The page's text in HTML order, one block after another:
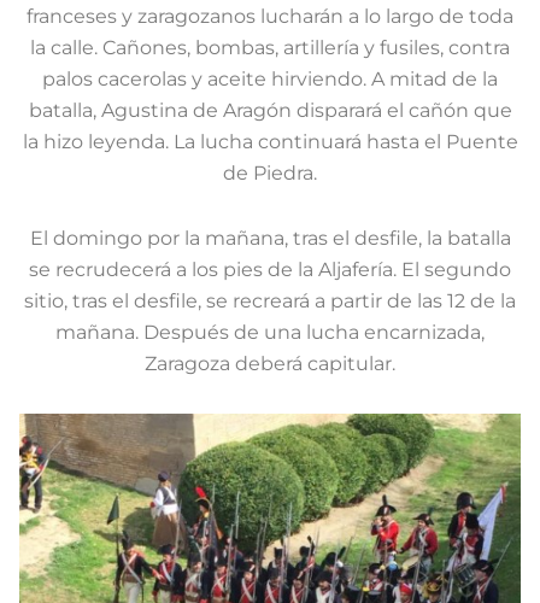
franceses y zaragozanos lucharán a lo largo de toda
la calle. Cañones, bombas, artillería y fusiles, contra
palos cacerolas y aceite hirviendo. A mitad de la
batalla, Agustina de Aragón disparará el cañón que
la hizo leyenda. La lucha continuará hasta el Puente
de Piedra.
El domingo por la mañana, tras el desfile, la batalla
se recrudecerá a los pies de la Aljafería. El segundo
sitio, tras el desfile, se recreará a partir de las 12 de la
mañana. Después de una lucha encarnizada,
Zaragoza deberá capitular.